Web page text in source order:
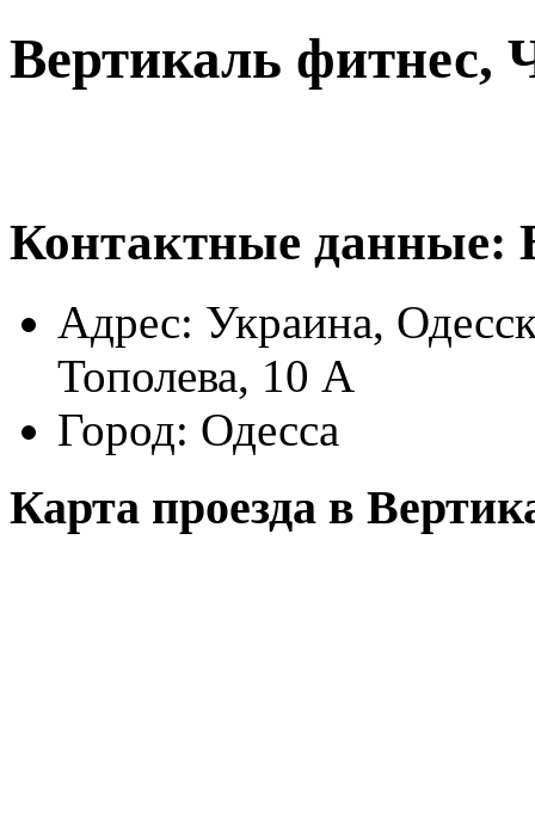
Вертикаль фитнес,
Контактные данные:
Адрес: Украина,
Тополева, 10 А
Город: Одесса
Карта проезда в